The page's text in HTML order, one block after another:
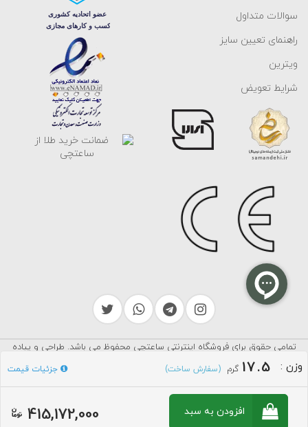
وزن :
17.5 گرم (سفارش ساخت) جزئیات قیمت
415,172,000 افزودن به سبد
سوالات متداول
راهنمای تعیین سایز
ویترین
شرایط تعویض
تمامی حقوق برای فروشگاه اینترنتی ساعتچی محفوظ می باشد. طراحی و پیاده
سازی توسط